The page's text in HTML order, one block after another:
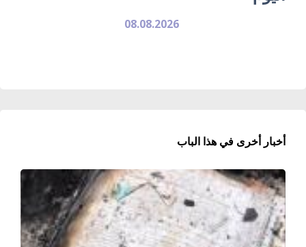
08.08.2026
أخبار أخرى في هذا الباب